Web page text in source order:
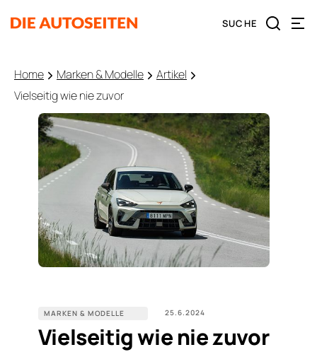
Home Marken & Modelle
Artikel
Vielseitig wie nie zuvor
MARKEN & MODELLE 25.6.2024
Vielseitig wie nie zuvor